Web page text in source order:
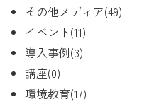
その他メディア(49)
イベント(11)
導入事例(3)
講座(0)
環境教育(17)